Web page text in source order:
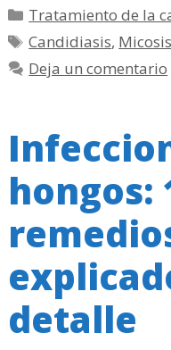
Categorías
Tratamiento de la
Etiquetas
Candidiasis, Micosis
Deja un comentario
hongos:
detalle